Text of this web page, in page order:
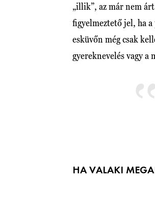
„illik”, az már nem
figyelmeztető jel, ha
esküvőn még csak
gyereknevelés vagy
HA VALAKI